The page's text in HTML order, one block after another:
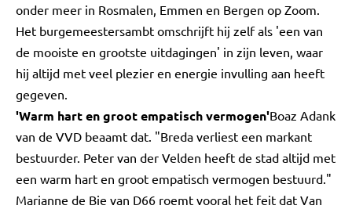
onder meer in Rosmalen, Emmen en Bergen op Zoom.
Het burgemeestersambt omschrijft hij zelf als 'een van
de mooiste en grootste uitdagingen' in zijn leven, waar
hij altijd met veel plezier en energie invulling aan heeft
gegeven.
'Warm hart en groot empatisch vermogen'Boaz Adank
van de VVD beaamt dat. "Breda verliest een markant
bestuurder. Peter van der Velden heeft de stad altijd met
een warm hart en groot empatisch vermogen bestuurd."
Marianne de Bie van D66 roemt vooral het feit dat Van